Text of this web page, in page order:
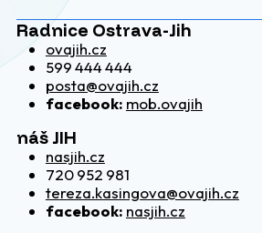
Radnice Ostrava-Jih
ovajih.cz
599 444 444
posta@ovajih.cz
facebook: mob.ovajih
náš JIH
nasjih.cz
720 952 981
tereza.kasingova@ovajih.cz
facebook: nasjih.cz